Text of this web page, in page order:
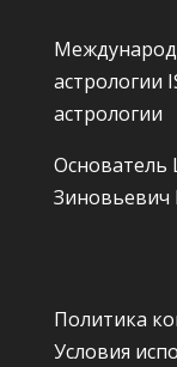
астрологии
астрологии
Основатель
Зиновьевич
Политика
Условия